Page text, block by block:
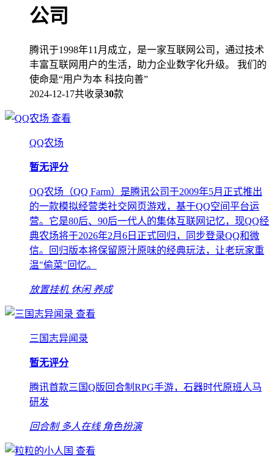
公司
腾讯于1998年11月成立，是一家互联网公司，通过技术
丰富互联网用户的生活，助力企业数字化升级。 我们的
使命是“用户为本 科技向善”
2024-12-17共收录30款
查看
QQ农场
暂无评分
QQ农场（QQ Farm）是腾讯公司于2009年5月正式推出
的一款模拟经营类社交网页游戏，基于QQ空间平台运
营。它是80后、90后一代人的集体互联网记忆，现QQ经
典农场将于2026年2月6日正式回归，同步登录QQ和微
信。回归版本将保留原汁原味的经典玩法，让老玩家重
温"偷菜"回忆。
放置挂机 休闲 养成
查看
三国志异闻录
暂无评分
腾讯首款三国Q版回合制RPG手游，石器时代原班人马
研发
回合制 多人在线 角色扮演
查看